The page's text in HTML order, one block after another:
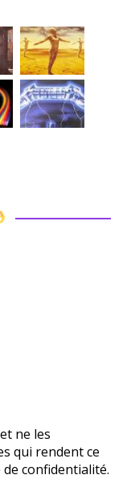
ne les
qui rendent ce
confidentialité.